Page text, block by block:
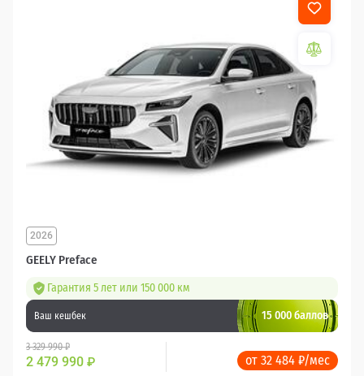
GEELY Preface
2026
Гарантия 5 лет или 150 000 км
Ваш кешбек 15 000 баллов
3 329 990 ₽
2 479 990 ₽ от 32 484 ₽/мес